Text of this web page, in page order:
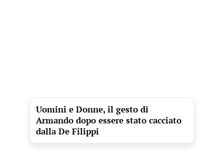
Uomini e Donne, il gesto di
Armando dopo essere stato cacciato
dalla De Filippi